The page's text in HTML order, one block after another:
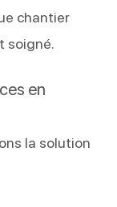
chantier
soigné.
en
la solution